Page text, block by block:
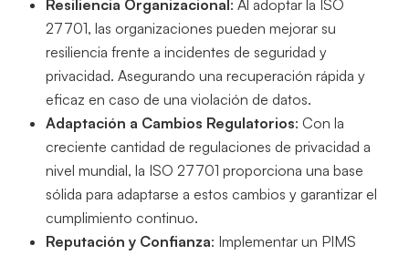
Resiliencia Organizacional: Al adoptar la ISO
27701, las organizaciones pueden mejorar su
resiliencia frente a incidentes de seguridad y
privacidad. Asegurando una recuperación rápida y
eficaz en caso de una violación de datos.
Adaptación a Cambios Regulatorios: Con la
creciente cantidad de regulaciones de privacidad a
nivel mundial, la ISO 27701 proporciona una base
sólida para adaptarse a estos cambios y garantizar el
cumplimiento continuo.
Reputación y Confianza: Implementar un PIMS